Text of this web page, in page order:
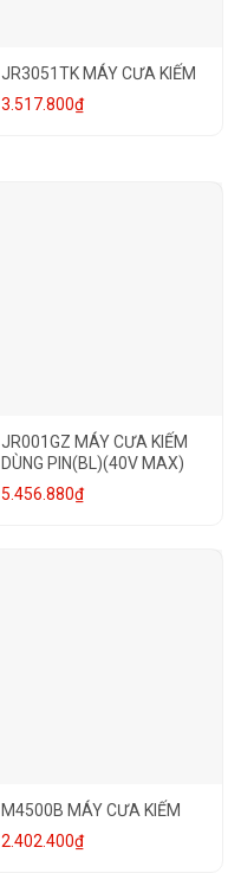
JR3051TK MÁY CƯA KIẾM
3.517.800₫
JR001GZ MÁY CƯA KIẾM
DÙNG PIN(BL)(40V MAX)
5.456.880₫
M4500B MÁY CƯA KIẾM
2.402.400₫